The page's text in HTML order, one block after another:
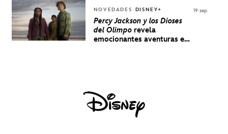
NOVEDADES DISNEY+
Percy Jackson y los Dioses
del Olimporevela
emocionantes aventuras en
19 sep.